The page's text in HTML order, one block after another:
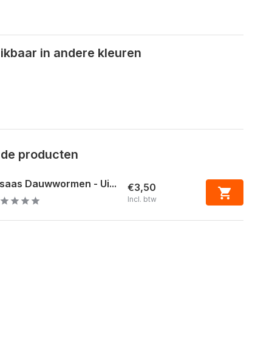
in andere kleuren
producten
Dauwwormen - Ui... €3,50
Incl. btw